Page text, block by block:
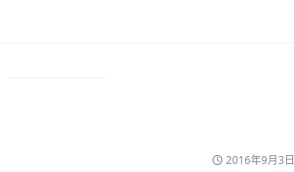
2016年9月3日